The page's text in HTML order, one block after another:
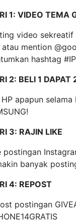
1: VIDEO TEMA
video
atau mention
hashtag
2: BELI 1 DAPAT
HP apapun
3: RAJIN LIKE
postingan
banyak
4: REPOST
postingan